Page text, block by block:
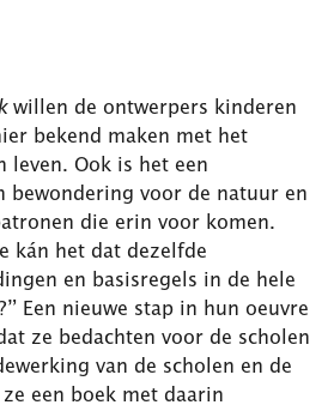
willen de ontwerpers kinderen
bekend maken met het
leven. Ook is het een
bewondering voor de natuur en
die erin voor komen.
kán het dat dezelfde
en basisregels in de hele
Een nieuwe stap in hun oeuvre
at ze bedachten voor de scholen
van de scholen en de
een boek met daarin